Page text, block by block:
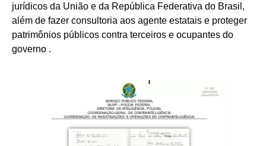
jurídicos da União e da República Federativa do Brasil,
além de fazer consultoria aos agente estatais e proteger
patrimônios públicos contra terceiros e ocupantes do
governo .